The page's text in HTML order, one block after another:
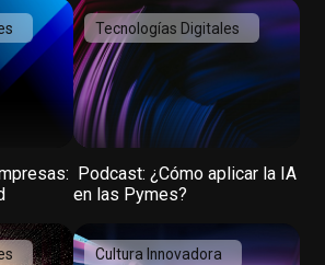
Tecnologías Digitales
️ Podcast: ¿Cómo aplicar la IA
en las Pymes?
Cultura Innovadora